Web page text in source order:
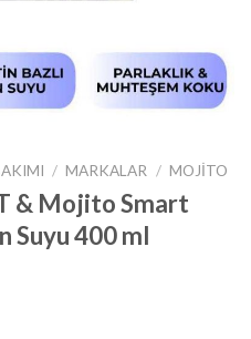
/ MARKALAR / MOJITO
& Mojito Smart
Suyu 400 ml